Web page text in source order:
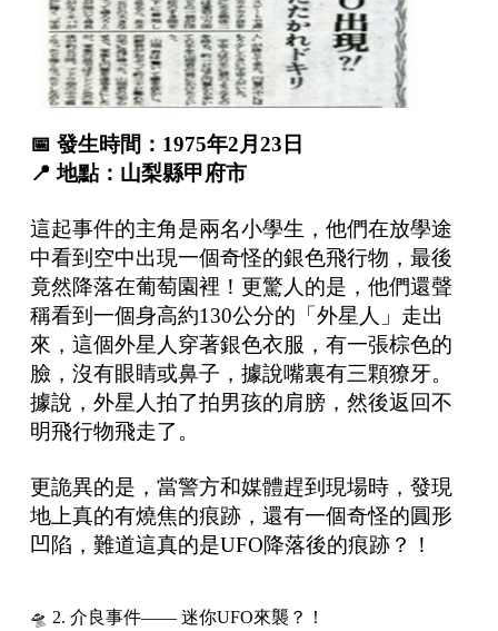
📅 發生時間： 1975年2月 23 日
📍 地點：山梨縣甲府市
這起事件的主角是兩名小學生，他們在放學途
中看到空中出現一個奇怪的銀色飛行物，最後
竟然降落在葡萄園裡！更驚人的是，他們還聲
稱看到一個身高約130公分的「外星人」走出
來，這個外星人穿著銀色衣服，有一張棕色的
臉，沒有眼睛或鼻子，據說嘴裏有三顆獠牙。
據說，外星人拍了拍男孩的肩膀，然後返回不
明飛行物飛走了。
更詭異的是，當警方和媒體趕到現場時，發現
地上真的有燒焦的痕跡，還有一個奇怪的圓形
凹陷，難道這真的是UFO降落後的痕跡？！
🛸 2. 介良事件—— 迷你UFO來襲？！